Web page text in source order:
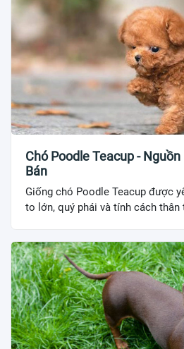
Chó Poodle Teacup -
Bán
Giống chó Poodle Teacup được
to lớn, quý phái và tính cách thân